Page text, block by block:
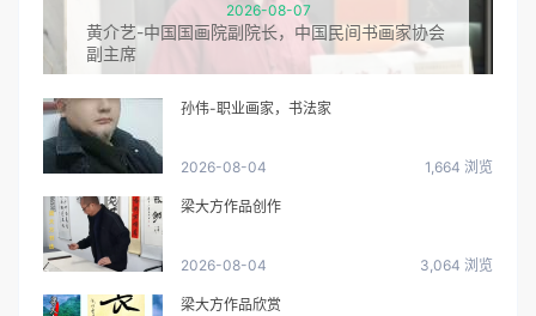
2026-08-07
黄介艺-中国国画院副院长，中国民间书画家协会
副主席
孙伟-职业画家，书法家
2026-08-04 1,664 浏览
梁大方作品创作
2026-08-04 3,064 浏览
梁大方作品欣赏